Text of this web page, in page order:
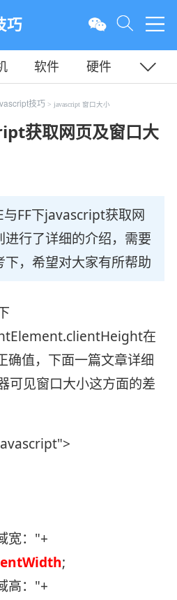
巧
软件
硬件
技巧 > javascript 窗口大小
获取网页及窗口大
FF下javascript获取网
行了详细的介绍，需要
，希望对大家有所帮助
在
确值，下面一篇文章详细
可见窗口大小这方面的差
宽："+
;
高："+